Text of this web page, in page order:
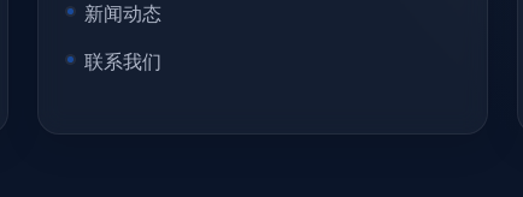
新闻动态
联系我们